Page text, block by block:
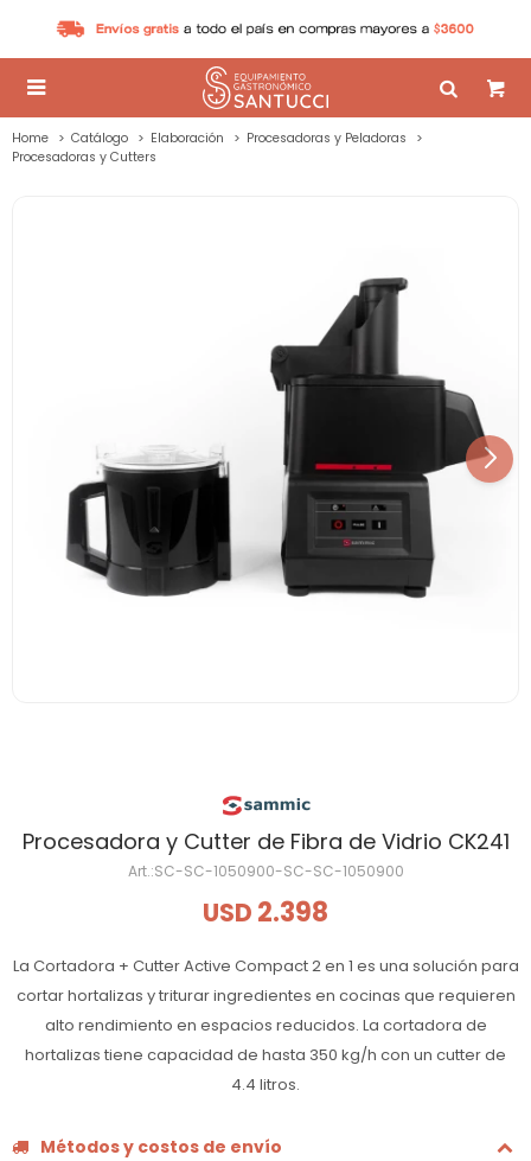

Home Catálogo Elaboración
Procesadoras y Peladoras
Procesadoras y Cutters
Procesadora y Cutter de Fibra de Vidrio CK241
SC-SC-1050900-SC-SC-1050900
USD 2.398
La Cortadora + Cutter Active Compact 2 en 1 es una solución para
cortar hortalizas y triturar ingredientes en cocinas que requieren
alto rendimiento en espacios reducidos. La cortadora de
hortalizas tiene capacidad de hasta 350 kg/h con un cutter de
4.4 litros.
Métodos y costos de envío